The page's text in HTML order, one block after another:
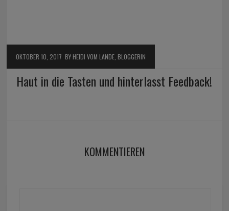
OKTOBER 10, 2017 BY HEIDI VOM LANDE, BLOGGERIN
Haut in die Tasten und hinterlasst Feedback!
KOMMENTIEREN